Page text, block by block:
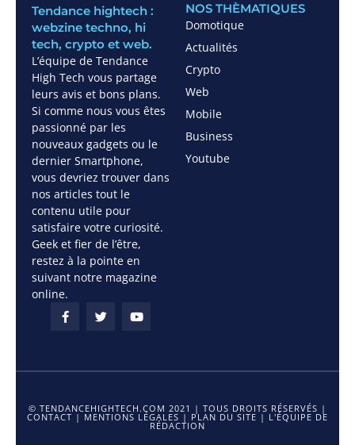
Tendance hightech :
webzine techno, hi
tech, crypto et web.
L’équipe de Tendance
High Tech vous partage
leurs avis et bons plans.
Si comme nous vous êtes
passionné par les
nouveaux gadgets ou le
dernier Smartphone,
vous devriez trouver dans
nos articles tout le
contenu utile pour
satisfaire votre curiosité.
Geek et fier de l’être,
restez à la pointe en
suivant notre magazine
online.
NOS THÈMATIQUES
Domotique
Actualités
Crypto
Web
Mobile
Business
Youtube
© TENDANCEHIGHTECH.COM 2021 | TOUS DROITS RÉSERVÉS |
CONTACT | MENTIONS LÉGALES | PLAN DU SITE | L'ÉQUIPE DE
RÉDACTION